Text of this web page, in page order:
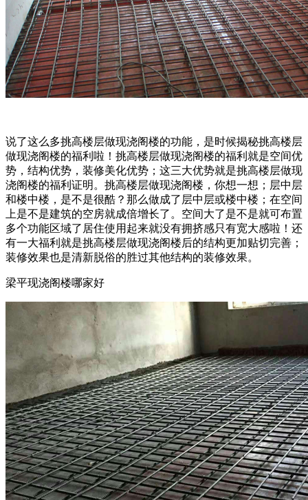
说了这么多挑高楼层做现浇阁楼的功能，是时候揭秘挑高楼层
做现浇阁楼的福利啦！挑高楼层做现浇阁楼的福利就是空间优
势，结构优势，装修美化优势；这三大优势就是挑高楼层做现
浇阁楼的福利证明。挑高楼层做现浇阁楼，你想一想；层中层
和楼中楼，是不是很酷？那么做成了层中层或楼中楼；在空间
上是不是建筑的空房就成倍增长了。空间大了是不是就可布置
多个功能区域了居住使用起来就没有拥挤感只有宽大感啦！还
有一大福利就是挑高楼层做现浇阁楼后的结构更加贴切完善；
装修效果也是清新脱俗的胜过其他结构的装修效果。
梁平现浇阁楼哪家好